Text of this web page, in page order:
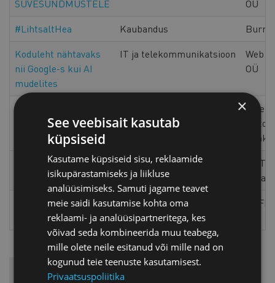
SUVESÜNDMUSTELE
OÜ
#LihtsaltHea
Kaubandus
Koduleht nähtavaks
nii Google-s kui AI
mudelites
IT ja telekommunikatsioon
Web
OÜ
Loovad tegevused
üritustel
Vabad kaiäärsed maad
Muuga sadamas
Transporditeenused
AS
Sadam
Juhtmeköidiste
tootmine -5%
Autotööstus
EesolevLehekülg
2 Lehekülg
3
Järgmine
››
Viimane
Viimane »
×
See veebisait kasutab
küpsiseid
Kasutame küpsiseid sisu, reklaamide
isikupärastamiseks ja liikluse
analüüsimiseks. Samuti jagame teavet
meie saidi kasutamise kohta oma
reklaami- ja analüüsipartneritega, kes
võivad seda kombineerida muu teabega,
mille olete neile esitanud või mille nad on
kogunud teie teenuste kasutamisest.
Privaatsuspoliitika